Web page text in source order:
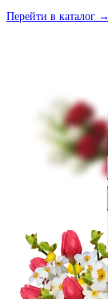
Перейти в каталог →